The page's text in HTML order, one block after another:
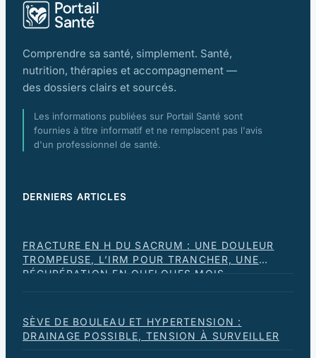
Comprendre sa santé, simplement. Santé,
nutrition, thérapies et accompagnement —
des dossiers clairs et sourcés.
Les informations publiées sur Portail Santé sont
fournies à titre informatif et ne remplacent pas l'avis
d'un professionnel de santé.
DERNIERS ARTICLES
FRACTURE EN H DU SACRUM : UNE DOULEUR
TROMPEUSE, L’IRM POUR TRANCHER, UNE
RÉCUPÉRATION EN QUELQUES MOIS
SÈVE DE BOULEAU ET HYPERTENSION :
DRAINAGE POSSIBLE, TENSION À SURVEILLER